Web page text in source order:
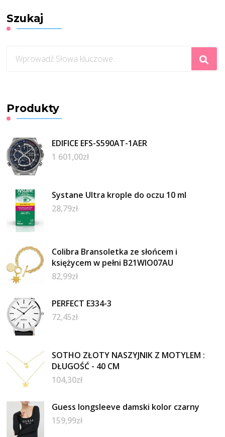
Szukaj
czegoś?
Produkty
EDIFICE EFS-S590AT-1AER
1 601,00zł
Systane Ultra krople do oczu 10 ml
28,79zł
Colibra Bransoletka ze słońcem i
księżycem w pełni B21WIO07AU
82,99zł
PERFECT E334-3
72,45zł
SOTHO ZŁOTY NASZYJNIK Z MOTYLEM :
DŁUGOŚĆ - 40 CM
104,30zł
Guess longsleeve damski kolor czarny
159,99zł